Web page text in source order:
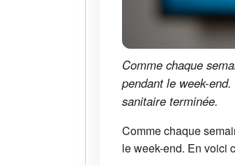
Comme chaque
pendant le week-
sanitaire terminée.
Comme chaque
le week-end. En voici